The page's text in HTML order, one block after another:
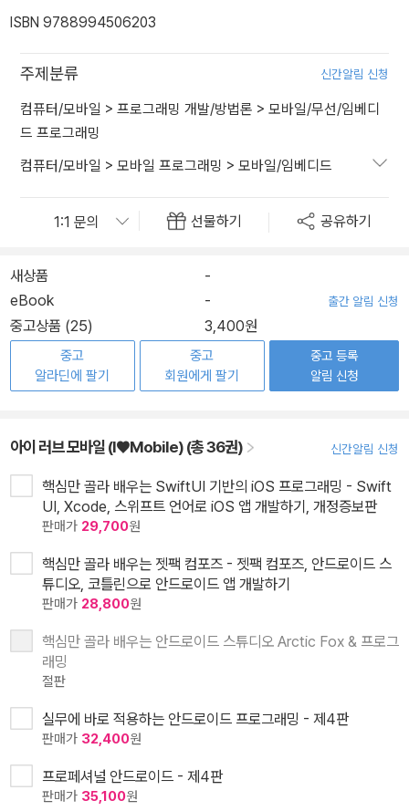
ISBN 9788994506203
주제분류 신간알림 신청
컴퓨터/모바일 > 프로그래밍 개발/방법론 > 모바일/무선/임베디
드 프로그래밍
컴퓨터/모바일 > 모바일 프로그래밍 > 모바일/임베디드
선물하기 공유하기
새상품
-
eBook
- 출간 알림 신청
중고상품 (25) 3,400원
중고
알라딘에 팔기
중고
회원에게 팔기
중고 등록
알림 신청
아이 러브 모바일 (I♥Mobile) (총 36권) 신간알림 신청
핵심만 골라 배우는 SwiftUI 기반의 iOS 프로그래밍 - Swift
UI, Xcode, 스위프트 언어로 iOS 앱 개발하기, 개정증보판
판매가 29,700원
핵심만 골라 배우는 젯팩 컴포즈 - 젯팩 컴포즈, 안드로이드 스
튜디오, 코틀린으로 안드로이드 앱 개발하기
판매가 28,800원
핵심만 골라 배우는 안드로이드 스튜디오 Arctic Fox & 프로그
래밍
절판
실무에 바로 적용하는 안드로이드 프로그래밍 - 제4판
판매가 32,400원
프로페셔널 안드로이드 - 제4판
판매가 35,100원